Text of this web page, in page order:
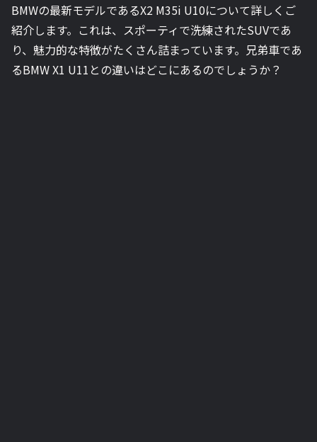
BMWの最新モデルであるX2 M35i U10について詳しくご
紹介します。これは、スポーティで洗練されたSUVであ
り、魅力的な特徴がたくさん詰まっています。兄弟車であ
るBMW X1 U11との違いはどこにあるのでしょうか？